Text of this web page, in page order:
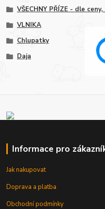
VŠECHNY PŘÍZE - dle
VLNIKA
Chlupatky
Daja
Informace pro
Jak nakupovat
Doprava a platba
Obchodní podmínky